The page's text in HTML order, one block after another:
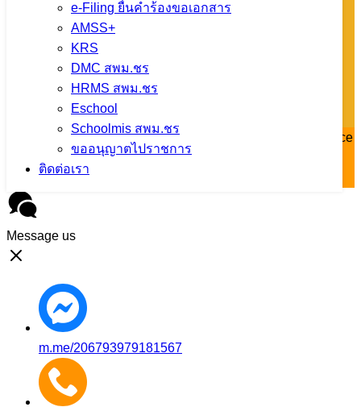
e-Filing ยื่นคำร้องขอเอกสาร
AMSS+
KRS
DMC สพม.ชร
HRMS สพม.ชร
Eschool
Schoolmis สพม.ชร
ขออนุญาตไปราชการ
ติดต่อเรา
Copyright © 2023 , Secondary Education Service Area Office
ChiangRai All rights reserved. Design by sesaocr.
พัฒนาเว็บไซต์
Message us
m.me/206793979181567